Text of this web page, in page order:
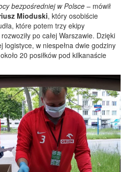
bezpośredniej w Polsce – mówił
Mioduski, który osobiście
które potem trzy ekipy
po całej Warszawie. Dzięki
logistyce, w niespełna dwie godziny
20 posiłków pod kilkanaście